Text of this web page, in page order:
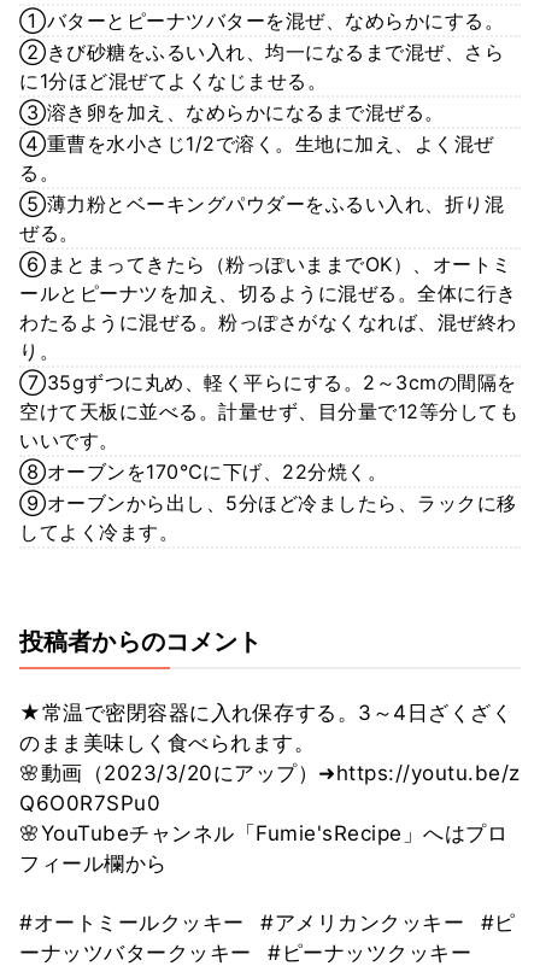
①バターとピーナツバターを混ぜ、なめらかにする。
②きび砂糖をふるい入れ、均一になるまで混ぜ、さら
に1分ほど混ぜてよくなじませる。
③溶き卵を加え、なめらかになるまで混ぜる。
④重曹を水小さじ1/2で溶く。生地に加え、よく混ぜ
る。
⑤薄力粉とベーキングパウダーをふるい入れ、折り混
ぜる。
⑥まとまってきたら（粉っぽいままでOK）、オートミ
ールとピーナツを加え、切るように混ぜる。全体に行き
わたるように混ぜる。粉っぽさがなくなれば、混ぜ終わ
り。
⑦35gずつに丸め、軽く平らにする。2～3cmの間隔を
空けて天板に並べる。計量せず、目分量で12等分しても
いいです。
⑧オーブンを170℃に下げ、22分焼く。
⑨オーブンから出し、5分ほど冷ましたら、ラックに移
してよく冷ます。
投稿者からのコメント
★常温で密閉容器に入れ保存する。3～4日ざくざく
のまま美味しく食べられます。
🌸動画（2023/3/20にアップ）➜https://youtu.be/z
Q6O0R7SPu0
🌸YouTubeチャンネル「Fumie'sRecipe」へはプロ
フィール欄から
#オートミールクッキー #アメリカンクッキー
#ピ
ーナッツバタークッキー
#ピーナッツクッキー